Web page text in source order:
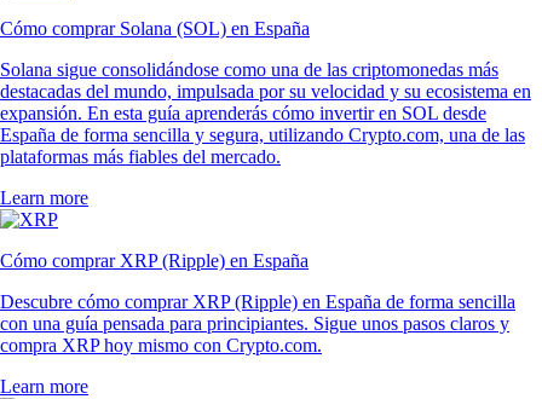
Cómo comprar Solana (SOL) en España
Solana sigue consolidándose como una de las criptomonedas más
destacadas del mundo, impulsada por su velocidad y su ecosistema en
expansión. En esta guía aprenderás cómo invertir en SOL desde
España de forma sencilla y segura, utilizando Crypto.com, una de las
plataformas más fiables del mercado.
Learn more
Cómo comprar XRP (Ripple) en España
Descubre cómo comprar XRP (Ripple) en España de forma sencilla
con una guía pensada para principiantes. Sigue unos pasos claros y
compra XRP hoy mismo con Crypto.com.
Learn more